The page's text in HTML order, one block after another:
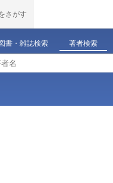
さがす
図書・雑誌検索 著者検索